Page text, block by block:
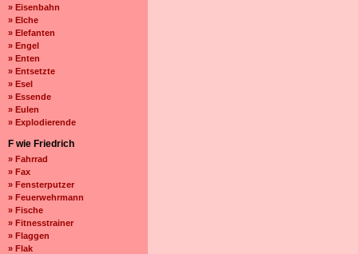
» Eisenbahn
» Elche
» Elefanten
» Engel
» Enten
» Entsetzte
» Esel
» Essende
» Eulen
» Explodierende
F wie Friedrich
» Fahrrad
» Fax
» Fensterputzer
» Feuerwehrmann
» Fische
» Fitnesstrainer
» Flaggen
» Flak